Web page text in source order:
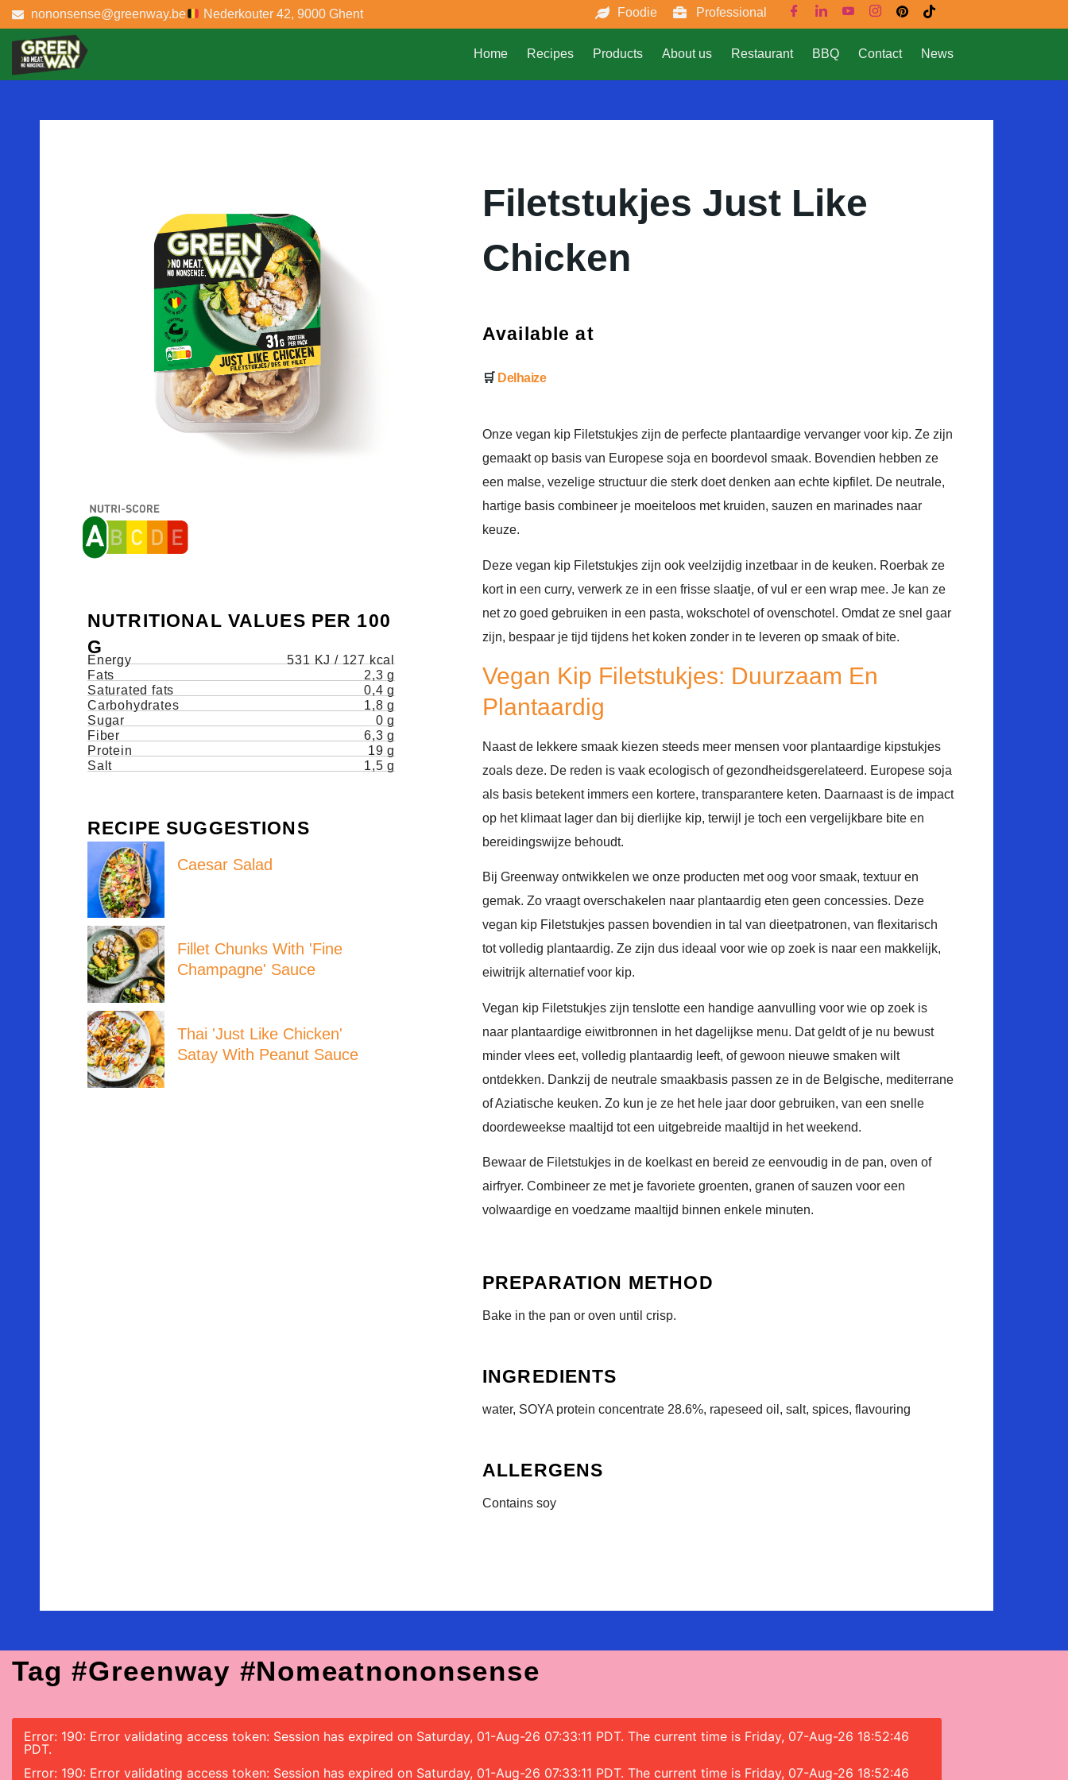
nononsense@greenway.be Nederkouter 42, 9000 Ghent Foodie Professional
Home Recipes Products About us Restaurant BBQ Contact News
NUTRITIONAL VALUES PER 100
G
Energy
531 KJ / 127 kcal
Fats
2,3 g
Saturated fats
0,4 g
Carbohydrates
1,8 g
Sugar
0 g
Fiber
6,3 g
Protein
19 g
Salt
1,5 g
RECIPE SUGGESTIONS
Caesar Salad
Fillet Chunks With 'fine
Champagne' Sauce
Thai 'just Like Chicken'
Satay With Peanut Sauce
Filetstukjes Just Like
Chicken
Available at
Delhaize
Onze vegan kip Filetstukjes zijn de perfecte plantaardige vervanger voor kip. Ze zijn
gemaakt op basis van Europese soja en boordevol smaak. Bovendien hebben ze
een malse, vezelige structuur die sterk doet denken aan echte kipfilet. De neutrale,
hartige basis combineer je moeiteloos met kruiden, sauzen en marinades naar
keuze.
Deze vegan kip Filetstukjes zijn ook veelzijdig inzetbaar in de keuken. Roerbak ze
kort in een curry, verwerk ze in een frisse slaatje, of vul er een wrap mee. Je kan ze
net zo goed gebruiken in een pasta, wokschotel of ovenschotel. Omdat ze snel gaar
zijn, bespaar je tijd tijdens het koken zonder in te leveren op smaak of bite.
Vegan Kip Filetstukjes: Duurzaam En
Plantaardig
Naast de lekkere smaak kiezen steeds meer mensen voor plantaardige kipstukjes
zoals deze. De reden is vaak ecologisch of gezondheidsgerelateerd. Europese soja
als basis betekent immers een kortere, transparantere keten. Daarnaast is de impact
op het klimaat lager dan bij dierlijke kip, terwijl je toch een vergelijkbare bite en
bereidingswijze behoudt.
Bij Greenway ontwikkelen we onze producten met oog voor smaak, textuur en
gemak. Zo vraagt overschakelen naar plantaardig eten geen concessies. Deze
vegan kip Filetstukjes passen bovendien in tal van dieetpatronen, van flexitarisch
tot volledig plantaardig. Ze zijn dus ideaal voor wie op zoek is naar een makkelijk,
eiwitrijk alternatief voor kip.
Vegan kip Filetstukjes zijn tenslotte een handige aanvulling voor wie op zoek is
naar plantaardige eiwitbronnen in het dagelijkse menu. Dat geldt of je nu bewust
minder vlees eet, volledig plantaardig leeft, of gewoon nieuwe smaken wilt
ontdekken. Dankzij de neutrale smaakbasis passen ze in de Belgische, mediterrane
of Aziatische keuken. Zo kun je ze het hele jaar door gebruiken, van een snelle
doordeweekse maaltijd tot een uitgebreide maaltijd in het weekend.
Bewaar de Filetstukjes in de koelkast en bereid ze eenvoudig in de pan, oven of
airfryer. Combineer ze met je favoriete groenten, granen of sauzen voor een
volwaardige en voedzame maaltijd binnen enkele minuten.
PREPARATION METHOD
Bake in the pan or oven until crisp.
INGREDIENTS
water, SOYA protein concentrate 28.6%, rapeseed oil, salt, spices, flavouring
ALLERGENS
Contains soy
Tag #greenway #nomeatnononsense
Error: 190: Error validating access token: Session has expired on Saturday, 01-Aug-26 07:33:11 PDT. The current time is Friday, 07-Aug-26 18:52:46
PDT.
Error: 190: Error validating access token: Session has expired on Saturday, 01-Aug-26 07:33:11 PDT. The current time is Friday, 07-Aug-26 18:52:46